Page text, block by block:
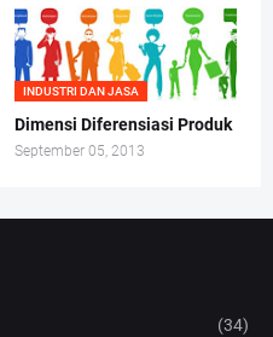
INDUSTRI DAN JASA
Dimensi Diferensiasi Produk
September 05, 2013
(34)